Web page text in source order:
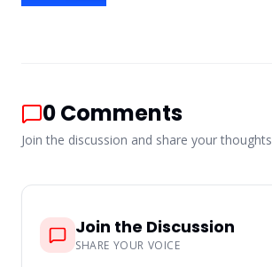
0Comments
Join the discussion and share your thoughts
Join the Discussion
SHARE YOUR VOICE